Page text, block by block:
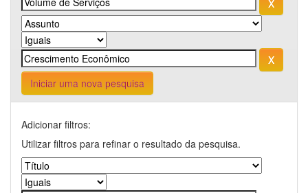
Iniciar uma nova pesquisa
Adicionar filtros:
Utilizar filtros para refinar o resultado da pesquisa.